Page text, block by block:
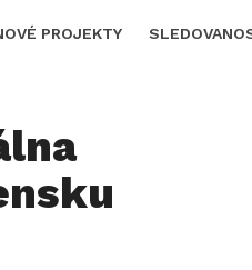
PROJEKTY